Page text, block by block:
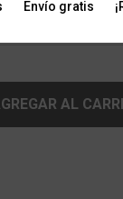
Envío gratis
AL